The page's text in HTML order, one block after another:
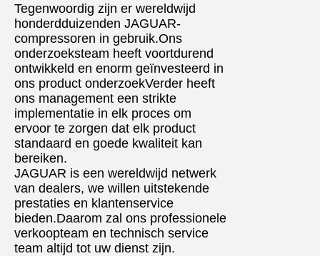
Tegenwoordig zijn er wereldwijd
honderdduizenden JAGUAR-
compressoren in gebruik.Ons
onderzoeksteam heeft voortdurend
ontwikkeld en enorm geïnvesteerd in
ons product onderzoekVerder heeft
ons management een strikte
implementatie in elk proces om
ervoor te zorgen dat elk product
standaard en goede kwaliteit kan
bereiken.
JAGUAR is een wereldwijd netwerk
van dealers, we willen uitstekende
prestaties en klantenservice
bieden.Daarom zal ons professionele
verkoopteam en technisch service
team altijd tot uw dienst zijn.